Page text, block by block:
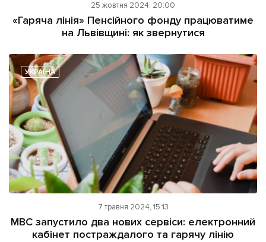
25 жовтня 2024, 20:00
«Гаряча лінія» Пенсійного фонду працюватиме
на Львівщині: як звернутися
УКРАЇНА
7 травня 2024, 15:13
МВС запустило два нових сервіси: електронний
кабінет постраждалого та гарячу лінію